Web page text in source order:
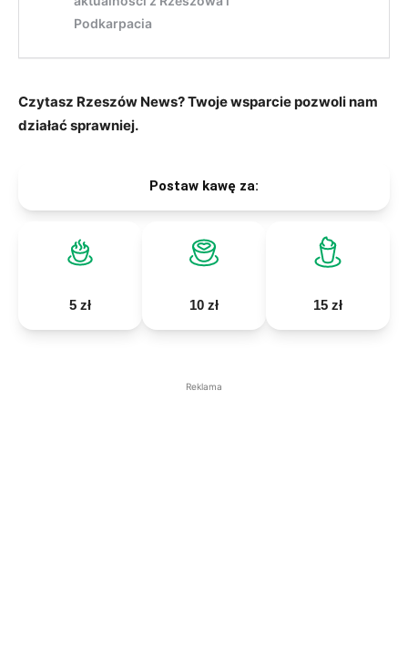
Czytasz Rzeszów News? Twoje wsparcie pozwoli nam
działać sprawniej.
Postaw kawę za:
5 zł 10 zł 15 zł
Reklama